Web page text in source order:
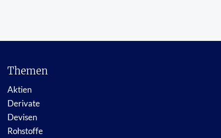
Themen
Aktien
Derivate
Devisen
Rohstoffe